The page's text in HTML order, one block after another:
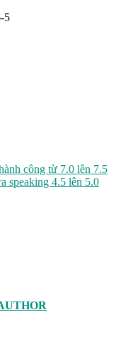
5
công từ 7.0 lên 7.5
speaking 4.5 lên 5.0